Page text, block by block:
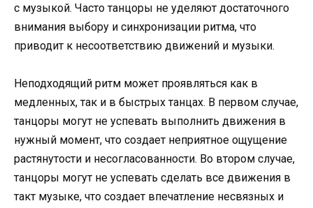
с музыкой. Часто танцоры не уделяют достаточного
внимания выбору и синхронизации ритма, что
приводит к несоответствию движений и музыки.
Неподходящий ритм может проявляться как в
медленных, так и в быстрых танцах. В первом случае,
танцоры могут не успевать выполнить движения в
нужный момент, что создает неприятное ощущение
растянутости и несогласованности. Во втором случае,
танцоры могут не успевать сделать все движения в
такт музыке, что создает впечатление несвязных и